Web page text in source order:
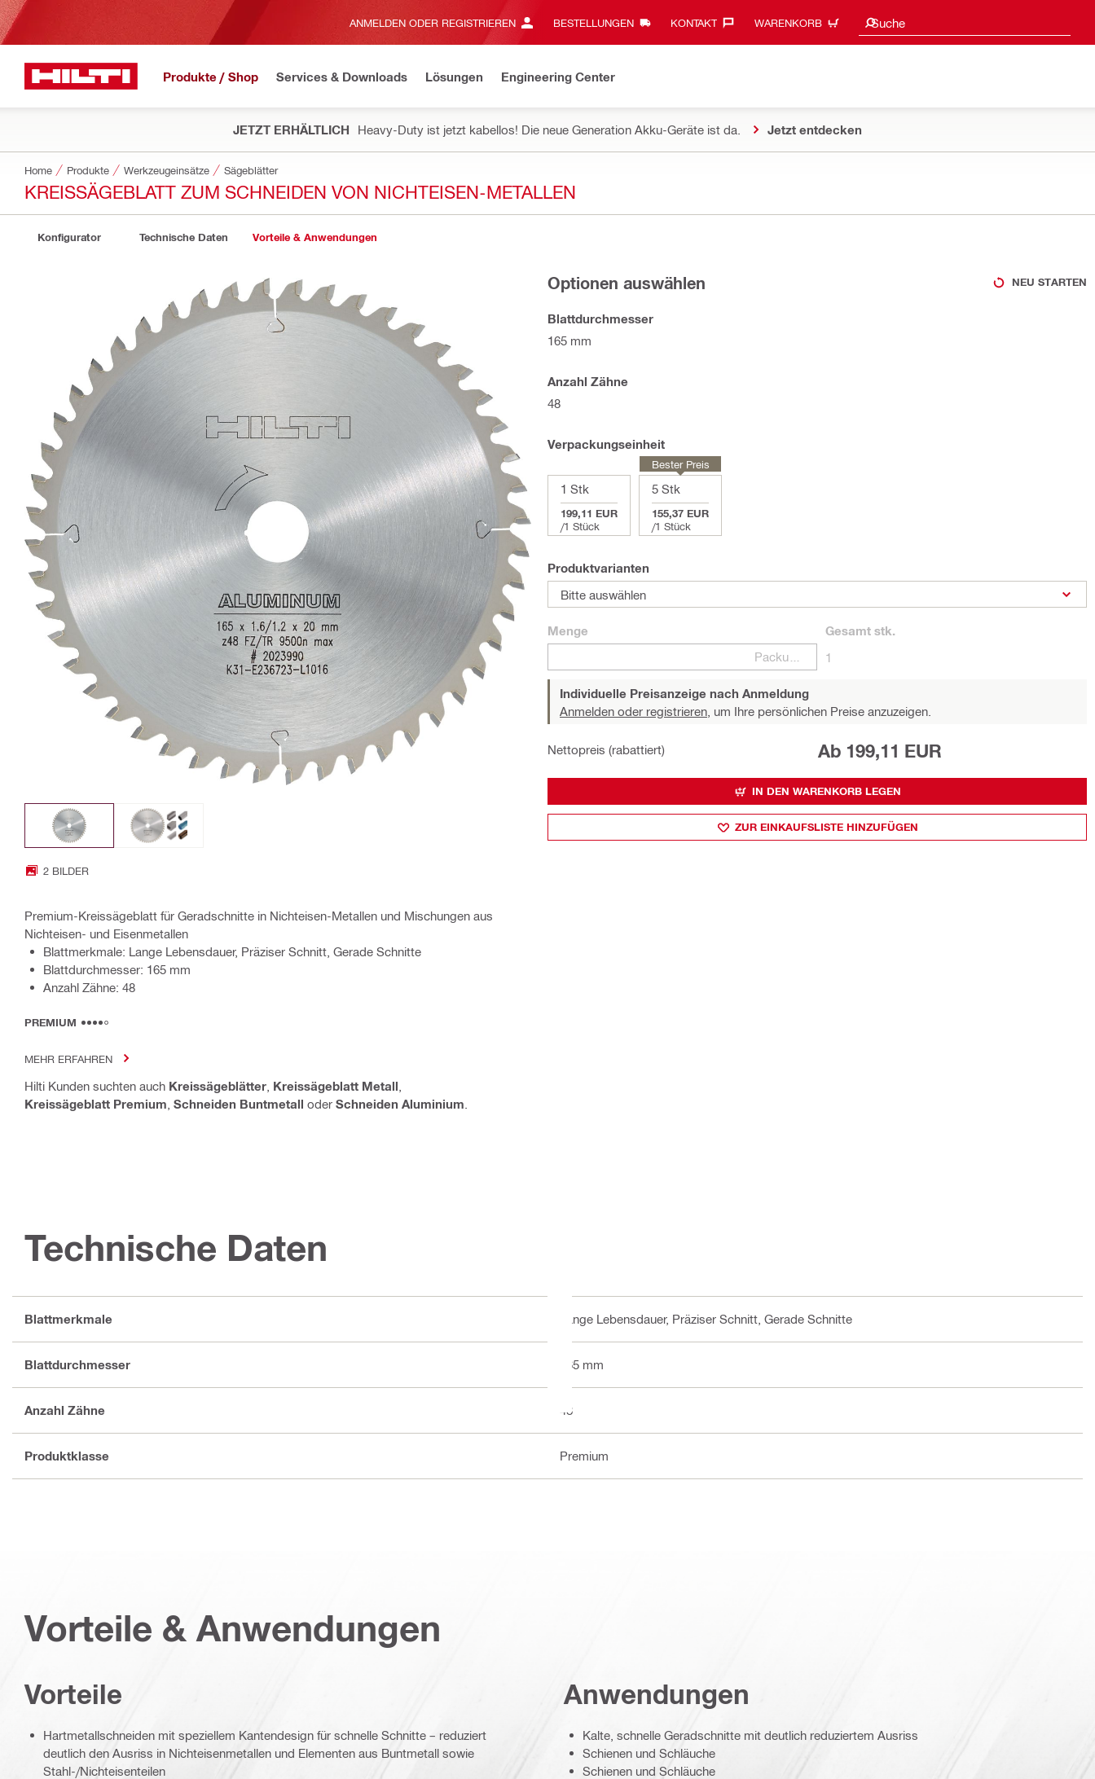
ANMELDEN ODER REGISTRIEREN BESTELLUNGEN KONTAKT‎ WARENKORB Suche
Suchvorschläge
Produkte / Shop Services & Downloads Lösungen Engineering Center
JETZT ERHÄLTLICH Heavy-Duty ist jetzt kabellos! Die neue Generation Akku-Geräte ist da. Jetzt entdecken
Home Produkte Werkzeugeinsätze Sägeblätter
KREISSÄGEBLATT ZUM SCHNEIDEN VON NICHTEISEN-METALLEN
Konfigurator Technische Daten Vorteile & Anwendungen
2 BILDER
Premium-Kreissägeblatt für Geradschnitte in Nichteisen-Metallen und Mischungen aus
Nichteisen- und Eisenmetallen
Blattmerkmale: Lange Lebensdauer, Präziser Schnitt, Gerade Schnitte
Blattdurchmesser: 165 mm
Anzahl Zähne: 48
PREMIUM
MEHR ERFAHREN
Hilti Kunden suchten auch Kreissägeblätter Kreissägeblatt Metall
Kreissägeblatt Premium Schneiden Buntmetall oder Schneiden Aluminium
Optionen auswählen NEU STARTEN
Blattdurchmesser
165 mm
Anzahl Zähne
48
Verpackungseinheit
1 Stk
199,11 EUR
/1 Stück
5 Stk
155,37 EUR
/1 Stück
Bester Preis
Produktvarianten
Bitte auswählen
Menge
Gesamt stk.
1
Individuelle Preisanzeige nach Anmeldung
Anmelden oder registrieren, um Ihre persönlichen Preise anzuzeigen.
Nettopreis (rabattiert) Ab 199,11 EUR
IN DEN WARENKORB LEGEN
ZUR EINKAUFSLISTE HINZUFÜGEN
Technische Daten
Blattmerkmale Lange Lebensdauer, Präziser Schnitt, Gerade Schnitte
Blattdurchmesser 165 mm
Anzahl Zähne 48
Produktklasse Premium
Vorteile & Anwendungen
Vorteile
Hartmetallschneiden mit speziellem Kantendesign für schnelle Schnitte – reduziert
deutlich den Ausriss in Nichteisenmetallen und Elementen aus Buntmetall sowie
Stahl-/Nichteisenteilen
Anwendungen
Kalte, schnelle Geradschnitte mit deutlich reduziertem Ausriss
Schienen und Schläuche
Schienen und Schläuche